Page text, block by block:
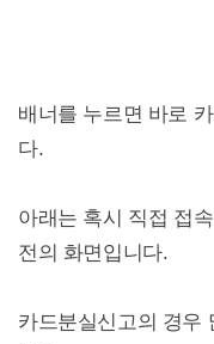
배너를 누르면 바로
다.
아래는 혹시 직접 접
전의 화면입니다.
카드분실신고의 경우